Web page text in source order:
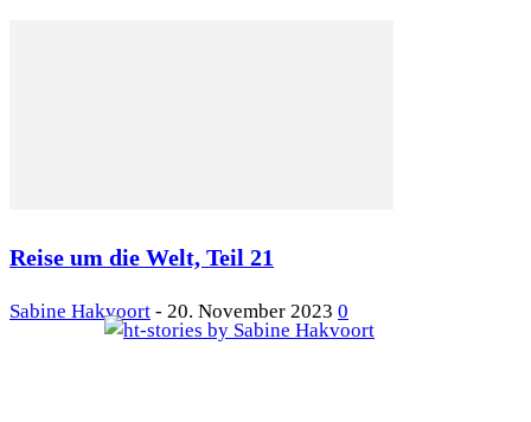
Reise um die Welt, Teil 21
Sabine Hakvoort - 20. November 2023 0